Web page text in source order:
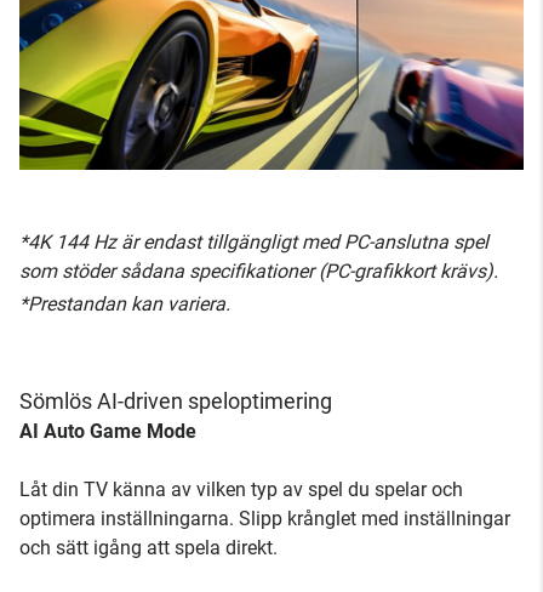
*4K 144 Hz är endast tillgängligt med PC-anslutna spel
som stöder sådana specifikationer (PC-grafikkort krävs).
*Prestandan kan variera.
Sömlös AI-driven speloptimering
AI Auto Game Mode
Låt din TV känna av vilken typ av spel du spelar och
optimera inställningarna. Slipp krånglet med inställningar
och sätt igång att spela direkt.